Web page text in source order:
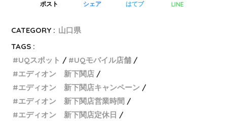
ポスト シェア はてブ LINE
CATEGORY : 山口県
TAGS :
UQスポット
UQモバイル店舗
エディオン 新下関店
エディオン 新下関店キャンペーン
エディオン 新下関店営業時間
エディオン 新下関店定休日